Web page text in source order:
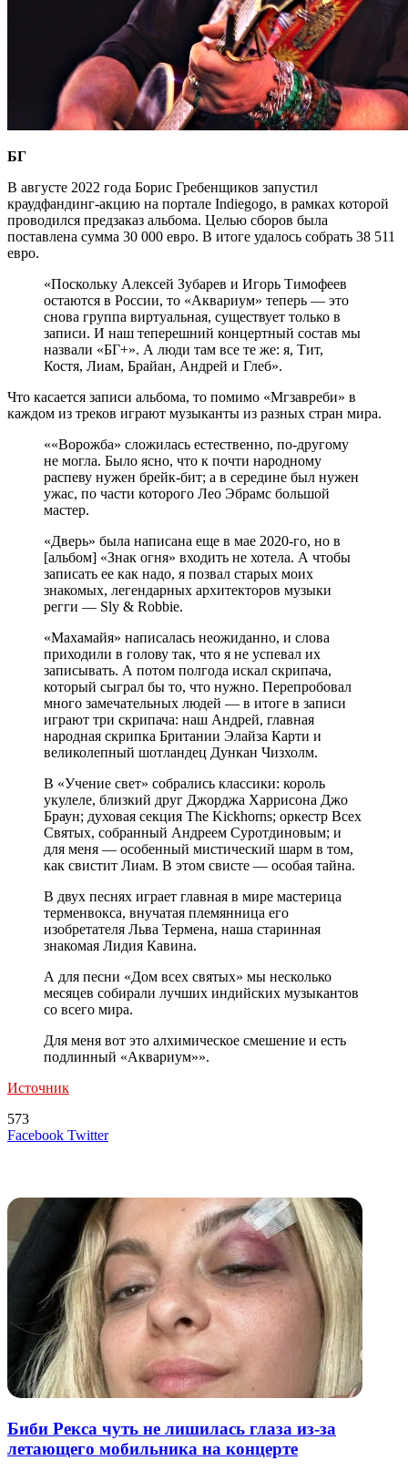
БГ
В августе 2022 года Борис Гребенщиков запустил
краудфандинг-акцию на портале Indiegogo, в рамках которой
проводился предзаказ альбома. Целью сборов была
поставлена сумма 30 000 евро. В итоге удалось собрать 38 511
евро.
«Поскольку Алексей Зубарев и Игорь Тимофеев
остаются в России, то «Аквариум» теперь — это
снова группа виртуальная, существует только в
записи. И наш теперешний концертный состав мы
назвали «БГ+». А люди там все те же: я, Тит,
Костя, Лиам, Брайан, Андрей и Глеб».
Что касается записи альбома, то помимо «Мгзавреби» в
каждом из треков играют музыканты из разных стран мира.
««Ворожба» сложилась естественно, по-другому
не могла. Было ясно, что к почти народному
распеву нужен брейк-бит; а в середине был нужен
ужас, по части которого Лео Эбрамс большой
мастер.
«Дверь» была написана еще в мае 2020-го, но в
[альбом] «Знак огня» входить не хотела. А чтобы
записать ее как надо, я позвал старых моих
знакомых, легендарных архитекторов музыки
регги — Sly & Robbie.
«Махамайя» написалась неожиданно, и слова
приходили в голову так, что я не успевал их
записывать. А потом полгода искал скрипача,
который сыграл бы то, что нужно. Перепробовал
много замечательных людей — в итоге в записи
играют три скрипача: наш Андрей, главная
народная скрипка Британии Элайза Карти и
великолепный шотландец Дункан Чизхолм.
В «Учение свет» собрались классики: король
укулеле, близкий друг Джорджа Харрисона Джо
Браун; духовая секция The Kickhorns; оркестр Всех
Святых, собранный Андреем Суротдиновым; и
для меня — особенный мистический шарм в том,
как свистит Лиам. В этом свисте — особая тайна.
В двух песнях играет главная в мире мастерица
терменвокса, внучатая племянница его
изобретателя Льва Термена, наша старинная
знакомая Лидия Кавина.
А для песни «Дом всех святых» мы несколько
месяцев собирали лучших индийских музыкантов
со всего мира.
Для меня вот это алхимическое смешение и есть
подлинный «Аквариум»».
Источник
573
Facebook TwitterLinkedIn
Tumblr
Reddit
Вконтакте
Одноклассники
Skype
Messenger
Messenger
WhatsApp
Telegram
Viber
Line
Поделиться
Печатать
Биби Рекса чуть не лишилась глаза из-за
летающего мобильника на концерте